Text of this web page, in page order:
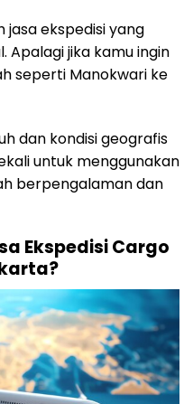
jasa ekspedisi yang
Apalagi jika kamu ingin
seperti Manokwari ke
dan kondisi geografis
untuk menggunakan
berpengalaman dan
Ekspedisi Cargo